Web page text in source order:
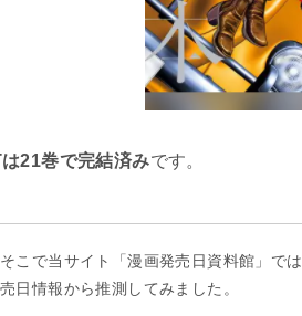
21巻で完結済みです。
そこで当サイト「漫画発売日資料館」では
売日情報から推測してみました。